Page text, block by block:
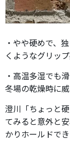
・やや硬めで、
くようなグリップ
・高温多湿でも
冬場の乾燥時に威
澄川「ちょっと
てみると意外と
かりホールドで